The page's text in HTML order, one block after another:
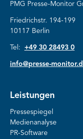
PMG Presse-Monitor
Friedrichstr. 194-199
10117 Berlin
Tel: +49 30 28493 0
info@presse-
Leistungen
Pressespiegel
Medienanalyse
PR-Software